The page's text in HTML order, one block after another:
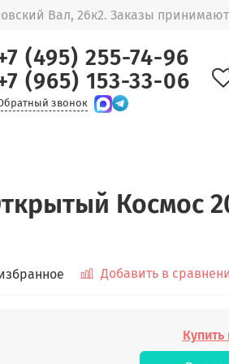
Вал, 26к2. Заказы
(495) 255-74-96
(965) 153-33-06
звонок
Космос
Добавить в
Купить